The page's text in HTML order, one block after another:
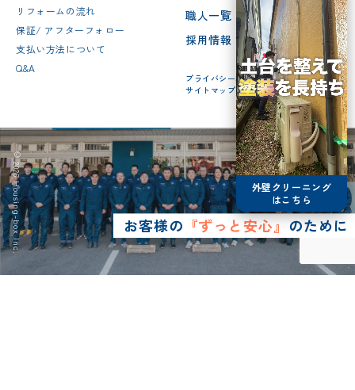
リフォームの流れ
保証/ アフターフォロー
支払い方法について
Q&A
職人一覧
採用情報
プライバシーポリシー
サイトマップ
お客様の 『ずっと安心』のために
© 2026 Housing-box Inc.
外壁クリーニング
はこちら